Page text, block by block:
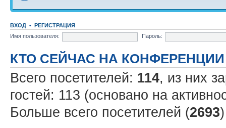
ВХОД • РЕГИСТРАЦИЯ
Имя пользователя:
Пароль:
КТО СЕЙЧАС НА КОНФЕРЕНЦИИ
Всего посетителей: 114, из них
гостей: 113 (основано на
Больше всего посетителей (2693